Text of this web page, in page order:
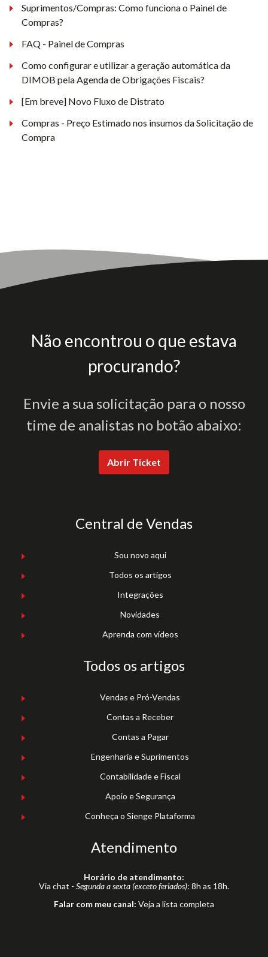
Suprimentos/Compras: Como funciona o Painel de
Compras?
FAQ - Painel de Compras
Como configurar e utilizar a geração automática da
DIMOB pela Agenda de Obrigações Fiscais?
[Em breve] Novo Fluxo de Distrato
Compras - Preço Estimado nos insumos da Solicitação de
Compra
Não encontrou o que estava
procurando?
Envie a sua solicitação para o nosso
time de analistas no botão abaixo:
Abrir Ticket
Central de Vendas
Sou novo aqui
Todos os artigos
Integrações
Novidades
Aprenda com vídeos
Todos os artigos
Vendas e Pró-Vendas
Contas a Receber
Contas a Pagar
Engenharia e Suprimentos
Contabilidade e Fiscal
Apoio e Segurança
Conheça o Sienge Plataforma
Atendimento
Horário de atendimento:
Via chat - Segunda a sexta (exceto feriados): 8h as 18h.
Falar com meu canal: Veja a lista completa